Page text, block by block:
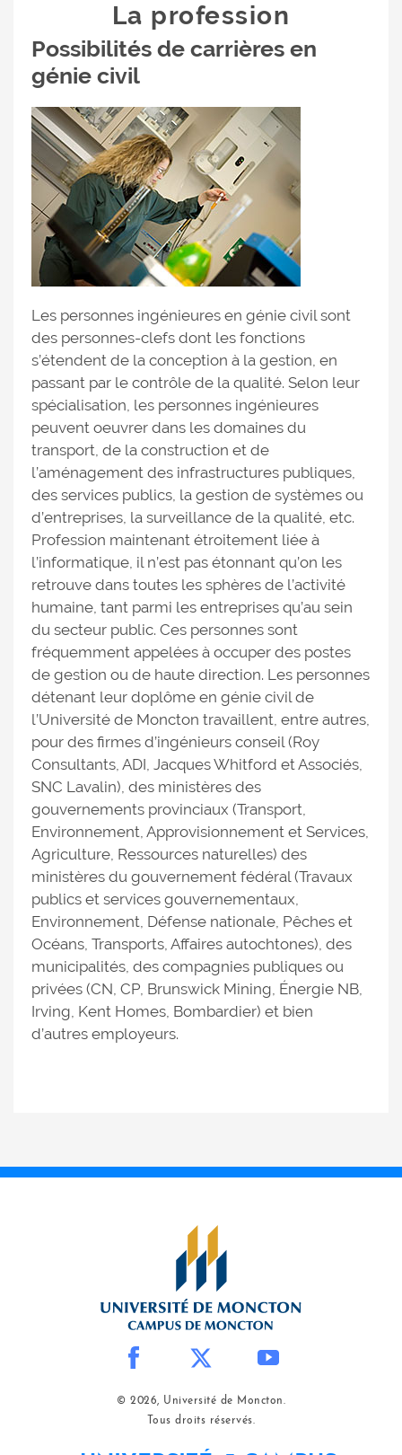
La profession
Possibilités de carrières en
génie civil
Les personnes ingénieures en génie civil sont
des personnes-clefs dont les fonctions
s’étendent de la conception à la gestion, en
passant par le contrôle de la qualité. Selon leur
spécialisation, les personnes ingénieures
peuvent oeuvrer dans les domaines du
transport, de la construction et de
l’aménagement des infrastructures publiques,
des services publics, la gestion de systèmes ou
d’entreprises, la surveillance de la qualité, etc.
Profession maintenant étroitement liée à
l’informatique, il n’est pas étonnant qu’on les
retrouve dans toutes les sphères de l’activité
humaine, tant parmi les entreprises qu’au sein
du secteur public. Ces personnes sont
fréquemment appelées à occuper des postes
de gestion ou de haute direction. Les personnes
détenant leur doplôme en génie civil de
l’Université de Moncton travaillent, entre autres,
pour des firmes d’ingénieurs conseil (Roy
Consultants, ADI, Jacques Whitford et Associés,
SNC Lavalin), des ministères des
gouvernements provinciaux (Transport,
Environnement, Approvisionnement et Services,
Agriculture, Ressources naturelles) des
ministères du gouvernement fédéral (Travaux
publics et services gouvernementaux,
Environnement, Défense nationale, Pêches et
Océans, Transports, Affaires autochtones), des
municipalités, des compagnies publiques ou
privées (CN, CP, Brunswick Mining, Énergie NB,
Irving, Kent Homes, Bombardier) et bien
d’autres employeurs.
© 2026, Université de Moncton.
Tous droits réservés.